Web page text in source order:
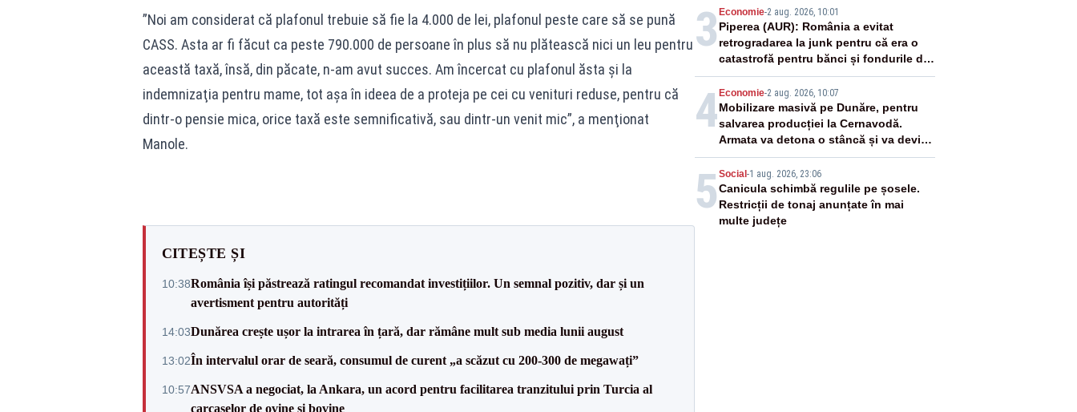
”Noi am considerat că plafonul trebuie să fie la 4.000 de lei, plafonul peste care să se pună
CASS. Asta ar fi făcut ca peste 790.000 de persoane în plus să nu plătească nici un leu pentru
această taxă, însă, din păcate, n-am avut succes. Am încercat cu plafonul ăsta şi la
indemnizaţia pentru mame, tot aşa în ideea de a proteja pe cei cu venituri reduse, pentru că
dintr-o pensie mica, orice taxă este semnificativă, sau dintr-un venit mic”, a menţionat
Manole.
CITEȘTE ȘI
10:38România își păstrează ratingul recomandat investițiilor. Un semnal pozitiv, dar și un
avertisment pentru autorități
14:03Dunărea crește ușor la intrarea în țară, dar rămâne mult sub media lunii august
13:02În intervalul orar de seară, consumul de curent „a scăzut cu 200-300 de megawați”
10:57ANSVSA a negociat, la Ankara, un acord pentru facilitarea tranzitului prin Turcia al
carcaselor de ovine și bovine
3 Economie-2 aug. 2026, 10:01
Piperea (AUR): România a evitat
retrogradarea la junk pentru că era o
catastrofă pentru bănci și fondurile de
pensii
4 Economie-2 aug. 2026, 10:07
Mobilizare masivă pe Dunăre, pentru
salvarea producției la Cernavodă.
Armata va detona o stâncă și va devia
apa fluviului - IMAGINI AERIENE
5 Social -1 aug. 2026, 23:06
Canicula schimbă regulile pe șosele.
Restricții de tonaj anunțate în mai
multe județe